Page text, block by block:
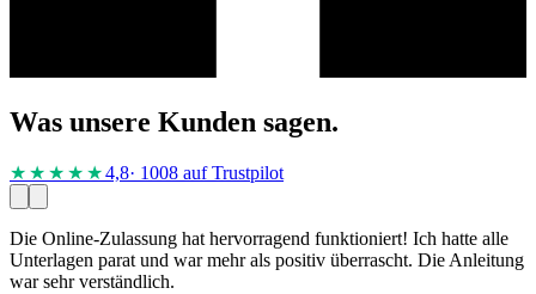
Was unsere Kunden sagen.
★★★★ ★4,8· 1008 auf Trustpilot
Die Online-Zulassung hat hervorragend funktioniert! Ich hatte alle
Unterlagen parat und war mehr als positiv überrascht. Die Anleitung
war sehr verständlich.